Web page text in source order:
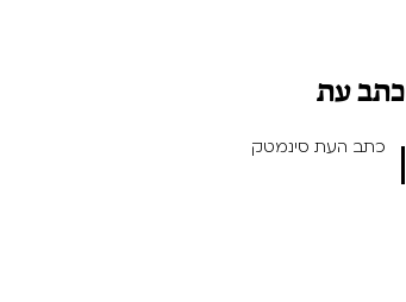
כתב עת
כתב העת סינמטק